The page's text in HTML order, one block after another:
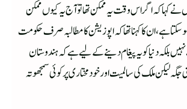
نے کہا کہ اگر اس وقت یہ ممکن تھا تو آج یہ کیوں ممکن
ہے،ان کا کہنا تھا کہ اپوزیشن کا مطالبہ صرف حکومت
بلکہ دنیا کو یہ پیغام دینے کے لیے ہے کہ ہندوستان
جگہ لیکن ملک کی سالمیت اور خود مختاری پر کوئی سمجھوتہ